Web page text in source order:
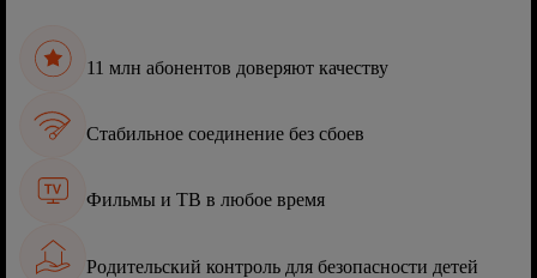
11 млн абонентов доверяют качеству
Стабильное соединение без сбоев
Фильмы и ТВ в любое время
Родительский контроль для безопасности детей